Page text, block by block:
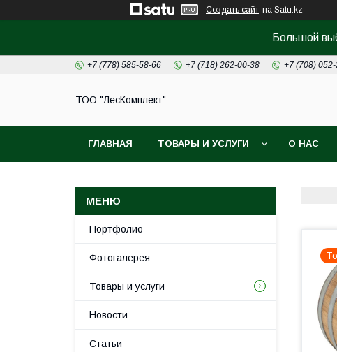
Создать сайт на Satu.kz
Большой
+7 (778) 585-58-66 +7 (718) 262-00-38 +7 (708)
ТОО "ЛесКомплект"
ГЛАВНАЯ ТОВАРЫ И УСЛУГИ О НАС
Портфолио
Фотогалерея
Товары и услуги
Новости
Статьи